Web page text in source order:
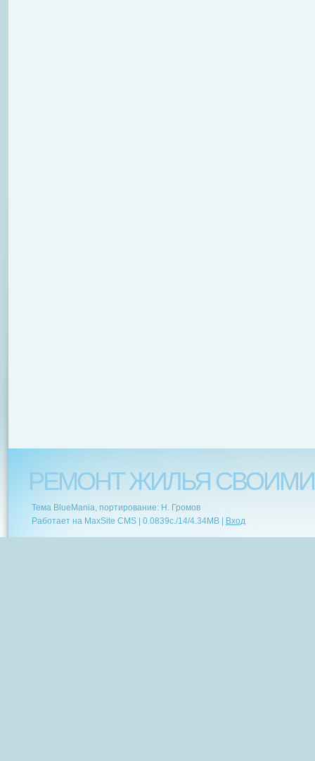
РЕМОНТ ЖИЛЬЯ
Тема BlueMania, портирование: Н. Громов
Работает на MaxSite CMS | 0.0839c./14/4.34MB | Вход